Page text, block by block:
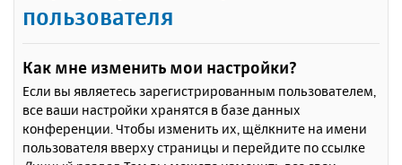
пользователя
Как мне изменить мои настройки?
Если вы являетесь зарегистрированным пользователем,
все ваши настройки хранятся в базе данных
конференции. Чтобы изменить их, щёлкните на имени
пользователя вверху страницы и перейдите по ссылке